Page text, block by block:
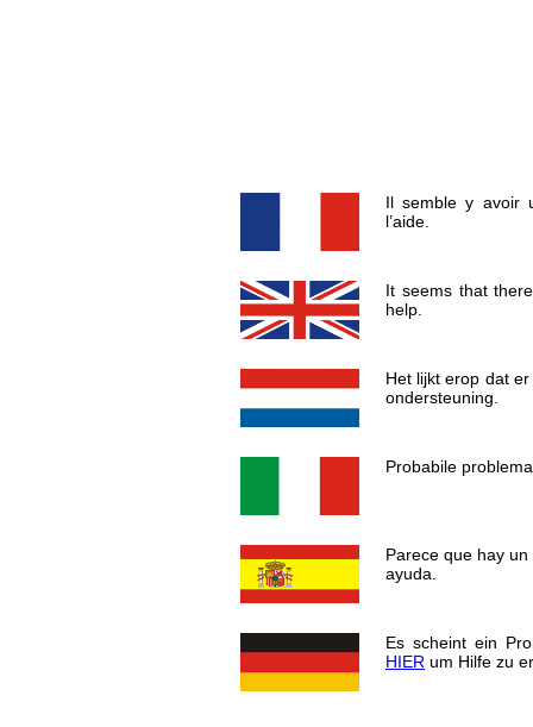
Il semble y avoir
l’aide.
It seems that
help.
Het lijkt erop dat
ondersteuning.
Probabile
Parece que hay
ayuda.
Es scheint ein
HIER um Hilfe zu